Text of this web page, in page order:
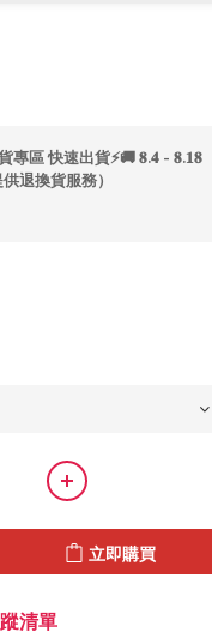
專區 快速出貨⚡️🚚 𝟖.𝟒 - 𝟖.𝟏𝟖
退換貨服務）
立即購買
清單